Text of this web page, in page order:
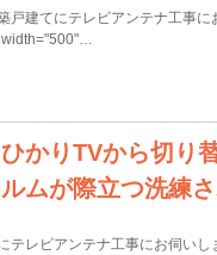
戸建てにテレビアンテナ工事
かりTVから切り
ムが際立つ洗練
テレビアンテナ工事にお伺い